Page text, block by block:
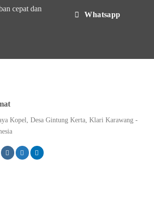
cepat dan
Whatsapp
Kopel, Desa Gintung Kerta, Klari Karawang -